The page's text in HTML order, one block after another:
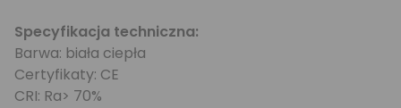
Specyfikacja techniczna:
Barwa: biała ciepła
Certyfikaty: CE
CRI: Ra> 70%